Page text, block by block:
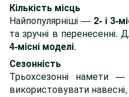
Кількість місць
Найпопулярніші — 2- і 3-
та зручні в перенесенні.
4-місні моделі.
Сезонність
Трьохсезонні намети —
використовувати навесні,